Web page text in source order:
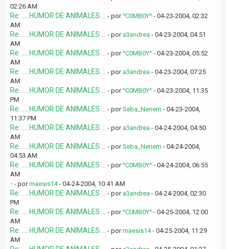
02:26 AM
Re: .... HUMOR DE ANIMALES ... - por^C0MB0Y^ - 04-23-2004, 02:32
AM
Re: .... HUMOR DE ANIMALES ... - por a3andrea - 04-23-2004, 04:51
AM
Re: .... HUMOR DE ANIMALES ... - por^C0MB0Y^ - 04-23-2004, 05:52
AM
Re: .... HUMOR DE ANIMALES ... - por a3andrea - 04-23-2004, 07:25
AM
Re: .... HUMOR DE ANIMALES ... - por^C0MB0Y^ - 04-23-2004, 11:35
PM
Re: .... HUMOR DE ANIMALES ... - porSeba_Nenem - 04-23-2004,
11:37 PM
Re: .... HUMOR DE ANIMALES ... - por a3andrea - 04-24-2004, 04:50
AM
Re: .... HUMOR DE ANIMALES ... - porSeba_Nenem - 04-24-2004,
04:53 AM
Re: .... HUMOR DE ANIMALES ... - por^C0MB0Y^ - 04-24-2004, 06:55
AM
- - pormaesis14- 04-24-2004, 10:41 AM
Re: .... HUMOR DE ANIMALES ... - por a3andrea - 04-24-2004, 02:30
PM
Re: .... HUMOR DE ANIMALES ... - por^C0MB0Y^ - 04-25-2004, 12:00
AM
Re: .... HUMOR DE ANIMALES ... - pormaesis14- 04-25-2004, 11:29
AM